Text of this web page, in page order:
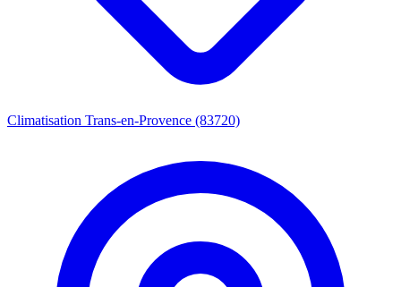
Climatisation Trans-en-Provence (83720)